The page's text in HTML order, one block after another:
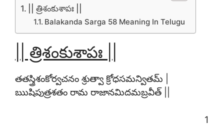
|| త్రిశంకుశాపః ||
Balakanda Sarga 58 Meaning In Telugu
|| త్రిశంకుశాపః ||
తతస్త్రిశంకోర్వచనం శ్రుత్వా క్రోధసమన్వితమ్ |
ఋషిపుత్రశతం రామ రాజానమిదమబ్రవీత్ ||
1